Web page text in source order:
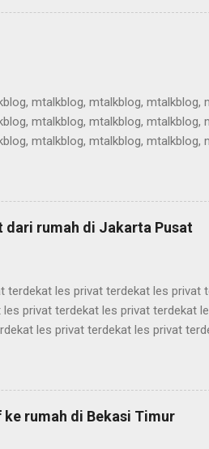
teknologi, artikel teknologi,
teknologi, artikel teknologi,
mtalkblog, mtalkblog,
mtalkblog, mtalkblog,
mtalkblog, mtalkblog,
mtalkblog, mtalkblog,
mtalkblog, mtalkblog,
mtalkblog, mtalkblog, mtalkblog,
dari rumah di Jakarta Pusat
terdekat les privat terdekat les
privat terdekat les privat terdekat
les privat terdekat les privat
les privat terdekat les privat
privat terdekat les privat terdekat
les privat terdekat les privat
privat te...
rumah di Bekasi Timur